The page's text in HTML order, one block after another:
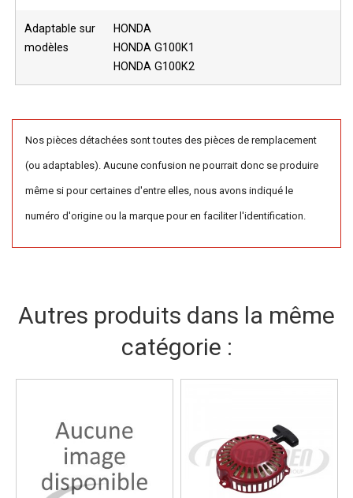
Adaptable sur
modèles
HONDA
HONDA G100K1
HONDA G100K2
Nos pièces détachées sont toutes des pièces de remplacement
(ou adaptables). Aucune confusion ne pourrait donc se produire
même si pour certaines d'entre elles, nous avons indiqué le
numéro d'origine ou la marque pour en faciliter l'identification.
Autres produits dans la même
catégorie :